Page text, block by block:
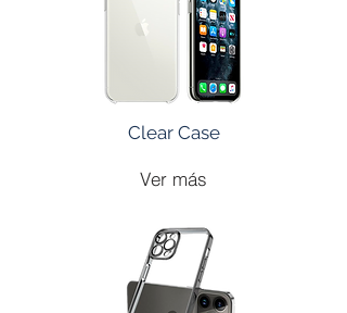
Clear Case
Ver más